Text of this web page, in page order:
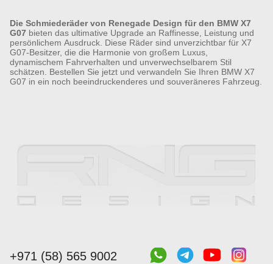
Die Schmiederäder von Renegade Design für den BMW X7
G07 bieten das ultimative Upgrade an Raffinesse, Leistung und
persönlichem Ausdruck. Diese Räder sind unverzichtbar für X7
G07-Besitzer, die die Harmonie von großem Luxus,
dynamischem Fahrverhalten und unverwechselbarem Stil
schätzen. Bestellen Sie jetzt und verwandeln Sie Ihren BMW X7
G07 in ein noch beeindruckenderes und souveräneres Fahrzeug.
+971 (58) 565 9002